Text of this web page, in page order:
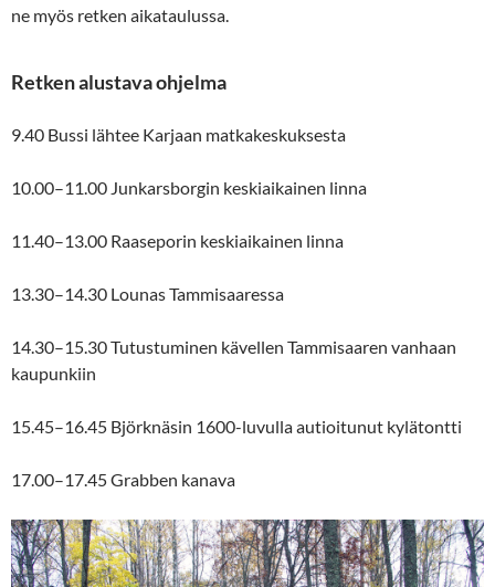
ne myös retken aikataulussa.
Retken alustava ohjelma
9.40 Bussi lähtee Karjaan matkakeskuksesta
10.00–11.00 Junkarsborgin keskiaikainen linna
11.40–13.00 Raaseporin keskiaikainen linna
13.30–14.30 Lounas Tammisaaressa
14.30–15.30 Tutustuminen kävellen Tammisaaren vanhaan
kaupunkiin
15.45–16.45 Björknäsin 1600-luvulla autioitunut kylätontti
17.00–17.45 Grabben kanava